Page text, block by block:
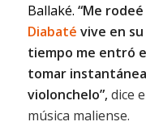
Ballaké. “Me
Diabaté vive en
tiempo me entró
tomar
violonchelo”, dice
música maliense.